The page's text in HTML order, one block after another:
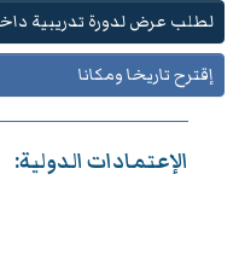
لطلب عرض لدورة تدريبية
إقترح تاريخا ومكانا
الإعتمادات الدولية: